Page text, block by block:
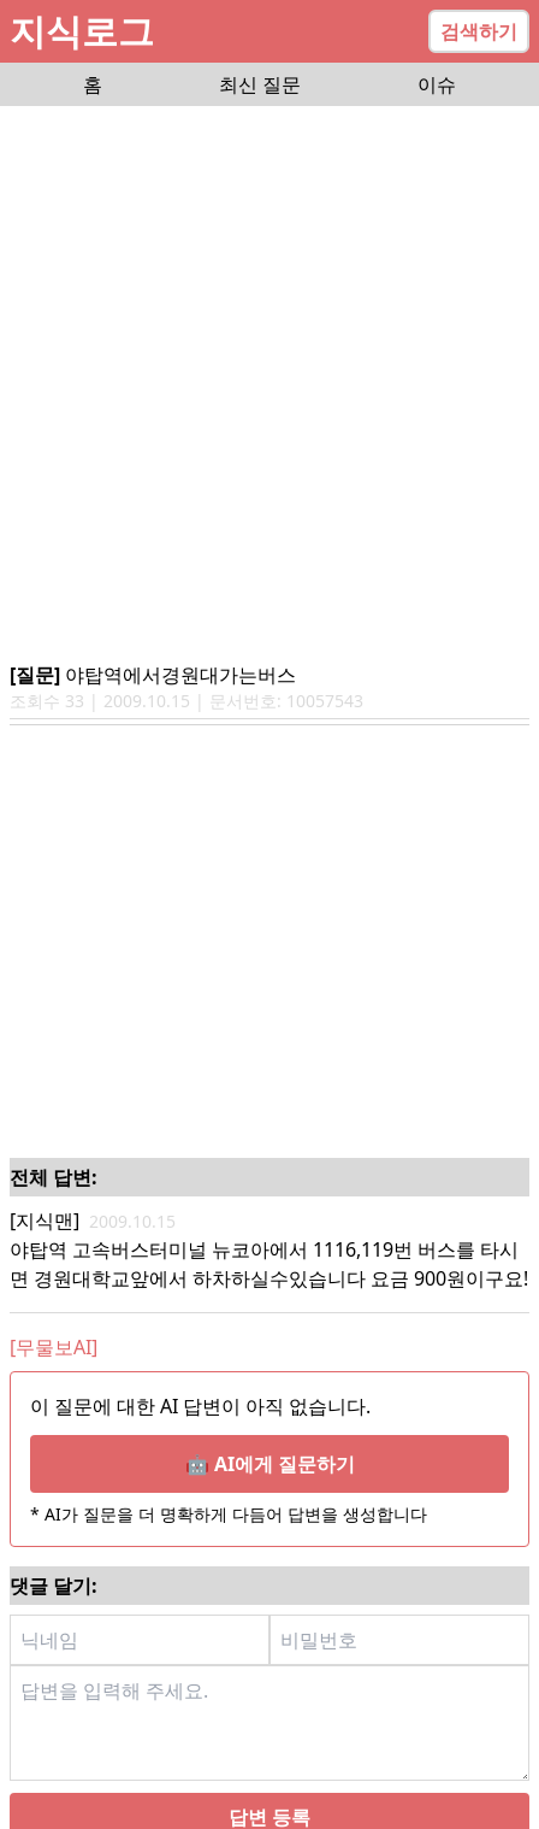
지식로그
검색하기
홈
최신 질문 이슈
[질문] 야탑역에서경원대가는버스
조회수 33 | 2009.10.15 | 문서번호: 10057543
전체 답변:
[지식맨] 2009.10.15
야탑역 고속버스터미널 뉴코아에서 1116,119번 버스를 타시
면 경원대학교앞에서 하차하실수있습니다 요금 900원이구요!
[무물보AI]
이 질문에 대한 AI 답변이 아직 없습니다.
🤖 AI에게 질문하기
* AI가 질문을 더 명확하게 다듬어 답변을 생성합니다
댓글 달기:
답변 등록